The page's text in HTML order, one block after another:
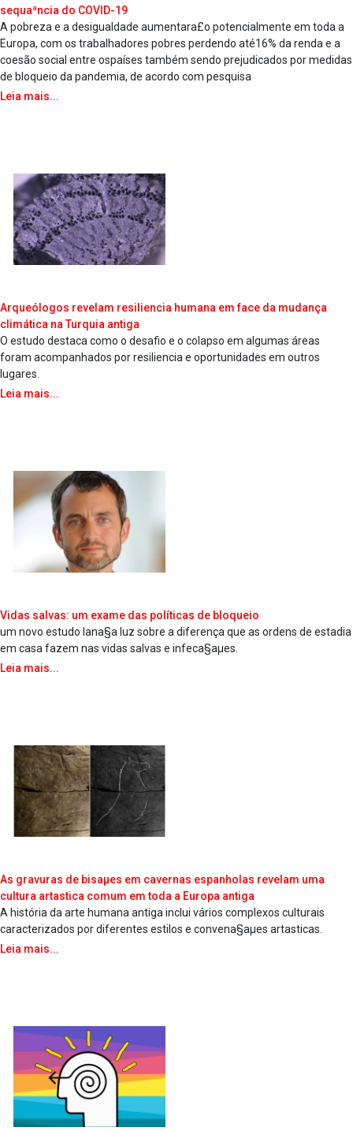
sequaªncia do COVID-19
A pobreza e a desigualdade aumentara£o potencialmente em toda a
Europa, com os trabalhadores pobres perdendo até16% da renda e a
coesão social entre ospaíses também sendo prejudicados por medidas
de bloqueio da pandemia, de acordo com pesquisa
Leia mais...
Arqueólogos revelam resiliencia humana em face da mudança
climática na Turquia antiga
O estudo destaca como o desafio e o colapso em algumas áreas
foram acompanhados por resiliencia e oportunidades em outros
lugares.
Leia mais...
Vidas salvas: um exame das políticas de bloqueio
um novo estudo lana§a luz sobre a diferença que as ordens de estadia
em casa fazem nas vidas salvas e infeca§aµes.
Leia mais...
As gravuras de bisaµes em cavernas espanholas revelam uma
cultura arta­stica comum em toda a Europa antiga
A história da arte humana antiga inclui vários complexos culturais
caracterizados por diferentes estilos e convena§aµes arta­sticas.
Leia mais...